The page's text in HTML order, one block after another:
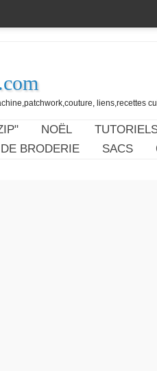
liens,recettes
NOËL
BRODERIE
SACS